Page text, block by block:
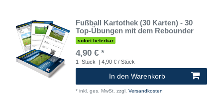
Fußball Kartothek (30 Karten) - 30
Top-Übungen mit dem Rebounder
sofort lieferbar
4,90 € *
1 Stück | 4,90 € / Stück
In den Warenkorb
* inkl. ges. MwSt. zzgl. Versandkosten